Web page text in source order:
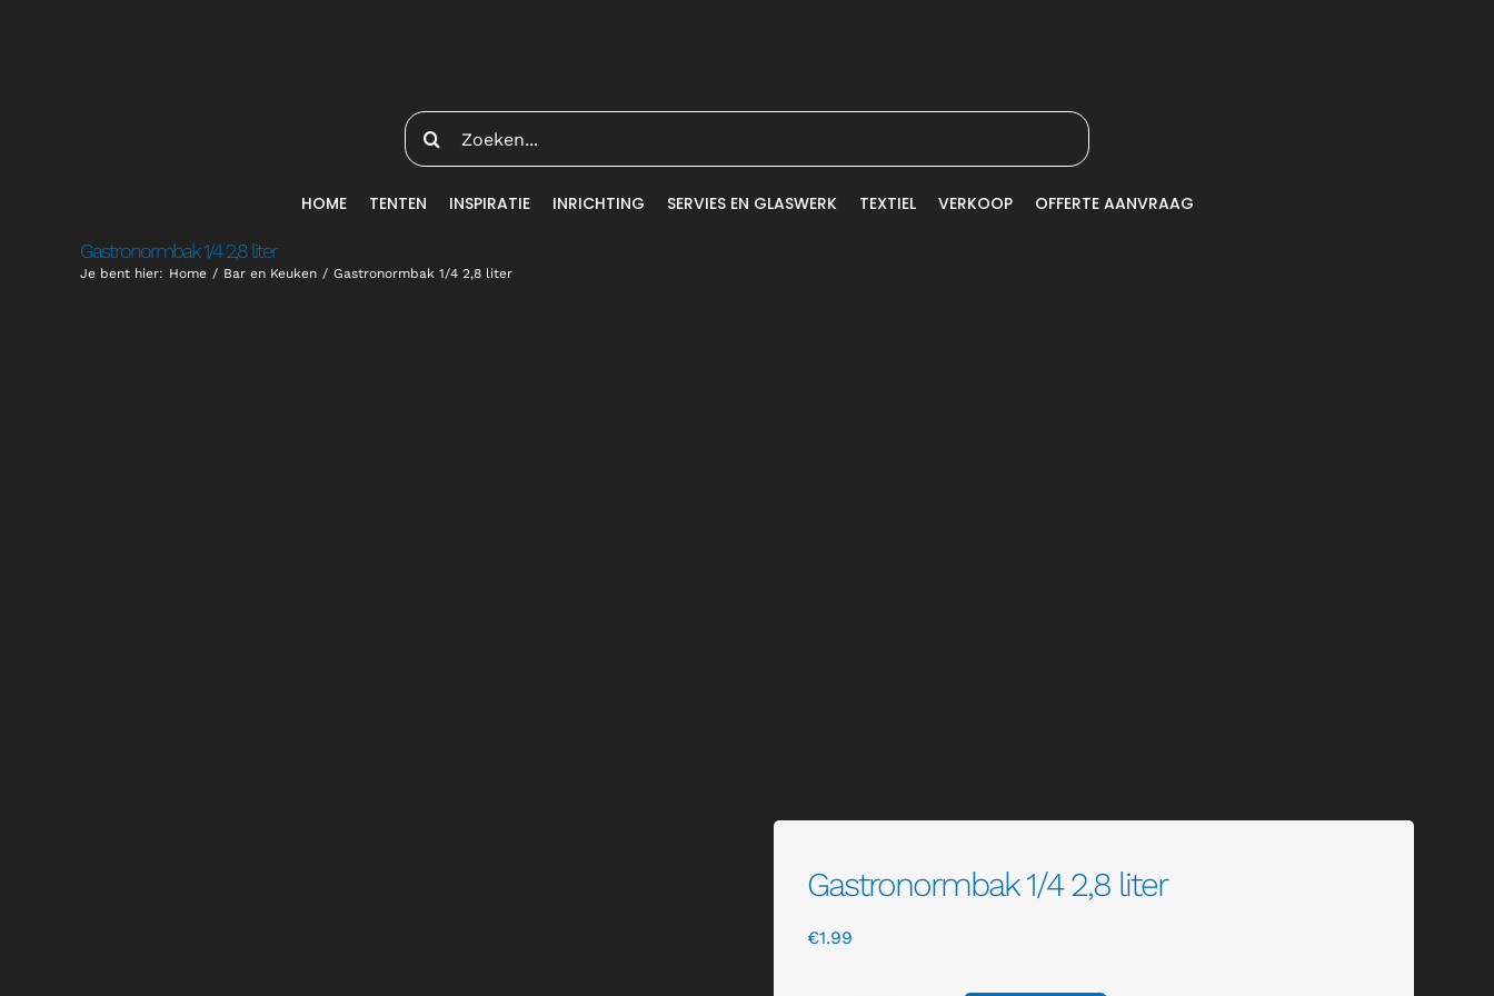
Zoeken
naar:
HOME TENTEN INSPIRATIE INRICHTING SERVIES EN GLASWERK TEXTIEL VERKOOP OFFERTE AANVRAAG
Gastronormbak 1/4 2,8 liter
Je bent hier: Home Bar en Keuken Gastronormbak 1/4 2,8 liter
Gastronormbak 1/4 2,8 liter
€1.99